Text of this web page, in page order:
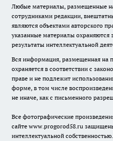
Любые материалы, размещенные
сотрудниками редакции,
являются объектами авторского
указанные материалы охраняются
результаты интеллектуальной
Вся информация, размещенная на
охраняется в соответствии с
праве и не подлежит
форме, в том числе
не иначе, как с письменного
Все фотографические
сайте www.progorod58.ru
интеллектуальной